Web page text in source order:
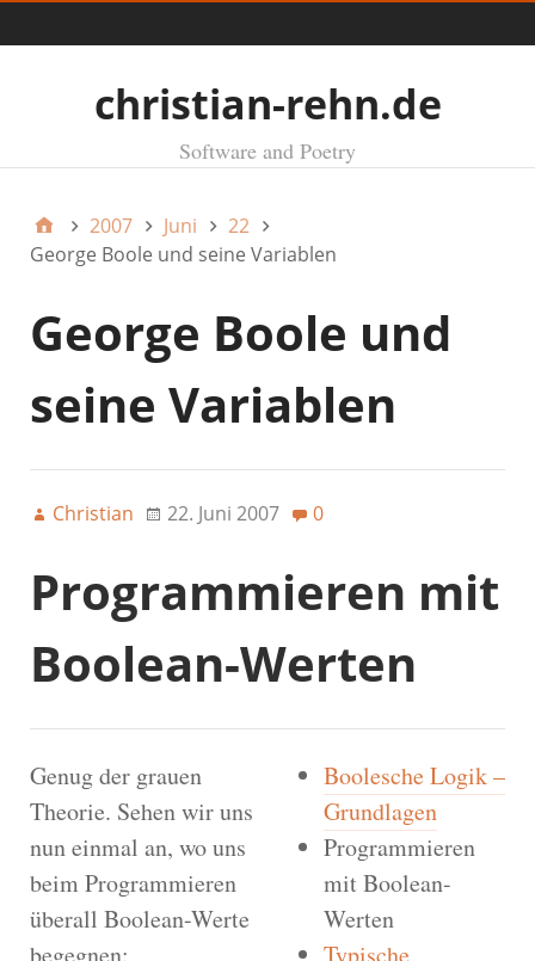
christian-rehn.de
Software and Poetry
2007 Juni
22
George Boole und seine Variablen
George Boole und
seine Variablen
Christian 22. Juni 2007 0
Programmieren mit
Boolean-Werten
Boolesche Logik –
Grundlagen
Programmieren
mit Boolean-
Werten
Typische
Genug der grauen
Theorie. Sehen wir uns
nun einmal an, wo uns
beim Programmieren
überall Boolean-Werte
begegnen: